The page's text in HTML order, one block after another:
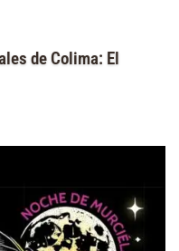
de Colima: El